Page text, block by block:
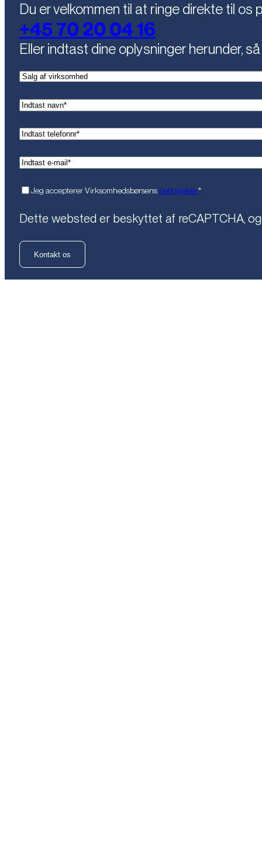
Du er velkommen til at ringe direkte til os
+45 70 20 04 16
Eller indtast dine oplysninger herunder,
Kontaktemne
Navn
Telefon*
Email*
Jeg accepterer Virksomhedsbørsens betingelser*
Dette websted er beskyttet af reCAPTCHA,